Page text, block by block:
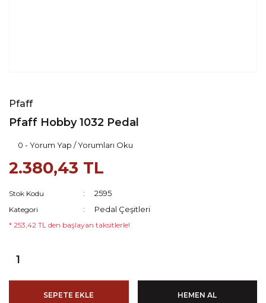
Pfaff
Pfaff Hobby 1032 Pedal
0 - Yorum Yap / Yorumları Oku
2.380,43 TL
Stok Kodu 2595
Kategori Pedal Çeşitleri
* 253,42 TL den başlayan taksitlerle!
SEPETE EKLE HEMEN AL